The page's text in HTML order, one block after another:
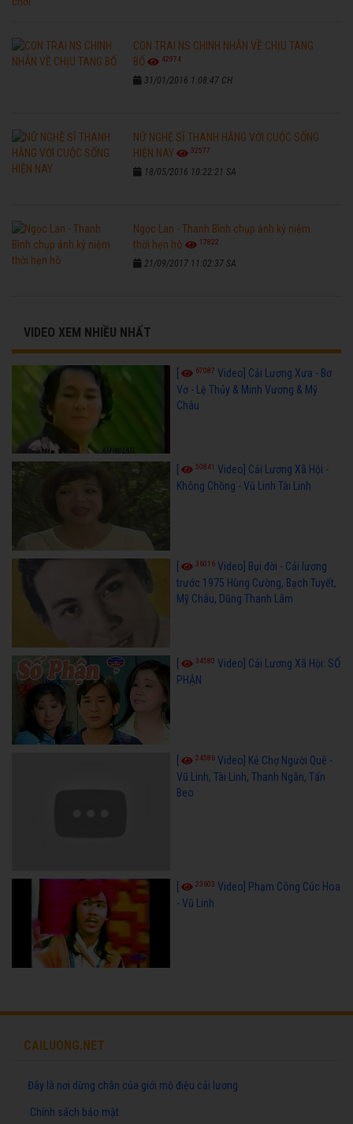
CON TRAI NS CHINH NHẪN VỀ CHỊU TANG
BỐ
42974
31/01/2016 1:08:47 CH
NỮ NGHỆ SĨ THANH HẰNG VỚI CUỘC SỐNG
HIỆN NAY
32577
18/05/2016 10:22:21 SA
Ngọc Lan - Thanh Bình chụp ảnh kỷ niệm
thời hẹn hò
17822
21/09/2017 11:02:37 SA
VIDEO XEM NHIỀU NHẤT
[ 67087 Video] Cải Lương Xưa - Bơ
Vơ - Lệ Thủy & Minh Vương & Mỹ
Châu
50841
Video] Cải Lương Xã Hội -
Không Chồng - Vũ Linh Tài Linh
36016 Video] Bụi đời - Cải lương
trước 1975 Hùng Cường, Bạch Tuyết,
Mỹ Châu, Dũng Thanh Lâm
34580 Video] Cải Lương Xã Hội: SỐ
PHẬN
24586 Video] Kẻ Chợ Người Quê -
Vũ Linh, Tài Linh, Thanh Ngân, Tấn
Beo
23603 Video] Phạm Công Cúc Hoa
- Vũ Linh
CAILUONG.NET
Đây là nơi dừng chân của giới mộ điệu cải lương
Chính sách bảo mật